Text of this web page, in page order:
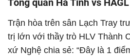
Tổng quan Hà Tĩnh vs HAGL
Trận hòa trên sân Lạch Tray
trị lớn với thầy trò HLV Thành
xứ Nghệ chia sẻ: “Đây là 1